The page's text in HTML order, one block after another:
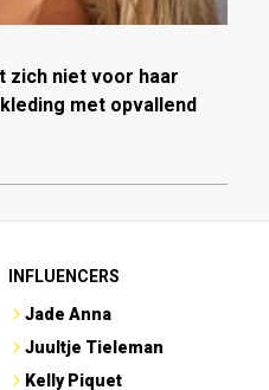
zich niet voor haar
met opvallend
INFLUENCERS
Jade Anna
Juultje Tieleman
Kelly Piquet